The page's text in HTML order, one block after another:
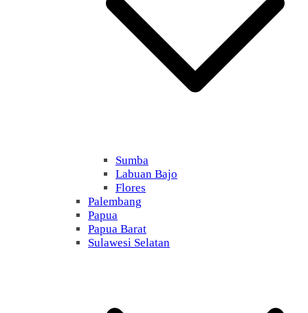
Sumba
Labuan Bajo
Flores
Palembang
Papua
Papua Barat
Sulawesi Selatan